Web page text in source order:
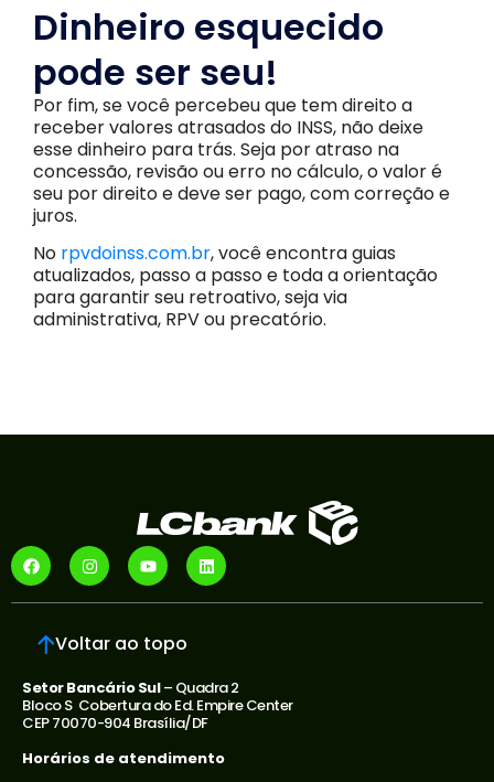
Dinheiro esquecido
pode ser seu!
Por fim, se você percebeu que tem direito a
receber valores atrasados do INSS, não deixe
esse dinheiro para trás. Seja por atraso na
concessão, revisão ou erro no cálculo, o valor é
seu por direito e deve ser pago, com correção e
juros.
No rpvdoinss.com.br, você encontra guias
atualizados, passo a passo e toda a orientação
para garantir seu retroativo, seja via
administrativa, RPV ou precatório.
Voltar ao topo
Setor Bancário Sul– Quadra 2
Bloco S Cobertura do Ed. Empire Center
CEP 70070-904 Brasília/DF
Horários de atendimento